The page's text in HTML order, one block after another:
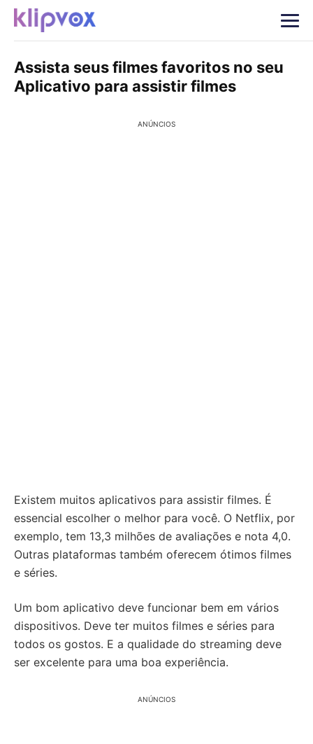
Assista seus filmes favoritos no seu
Aplicativo para assistir filmes
ANÚNCIOS
Existem muitos aplicativos para assistir filmes. É
essencial escolher o melhor para você. O Netflix, por
exemplo, tem 13,3 milhões de avaliações e nota 4,0.
Outras plataformas também oferecem ótimos filmes
e séries.
Um bom aplicativo deve funcionar bem em vários
dispositivos. Deve ter muitos filmes e séries para
todos os gostos. E a qualidade do streaming deve
ser excelente para uma boa experiência.
ANÚNCIOS